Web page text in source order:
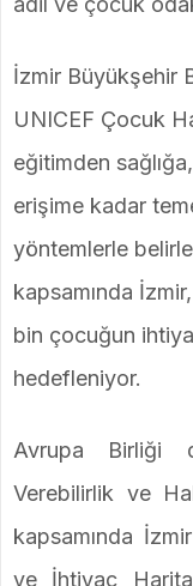
İzmir Büyükşehir
UNICEF Çocuk
eğitimden
erişime kadar
yöntemlerle
kapsamında
bin çocuğun
hedefleniyor.
Avrupa Birliği
Verebilirlik ve
kapsamında
ve İhtiyaç